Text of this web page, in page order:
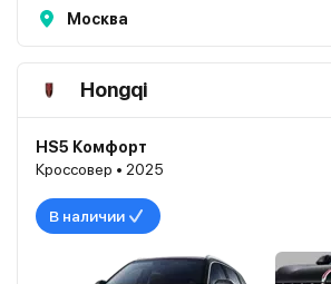
Москва
Hongqi
HS5 Комфорт
Кроссовер • 2025
В наличии